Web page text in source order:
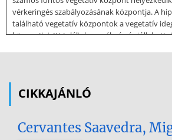
vérkeringés szabályozásának központja. A
található vegetatív központok a vegetatív
központjai. Itt találjuk a az éhség és
központjai elszórtan találhatók az egész
rendeltség jellemző. A gerincvelő vegetatív
CIKKAJÁNLÓ
Cervantes Saavedra,